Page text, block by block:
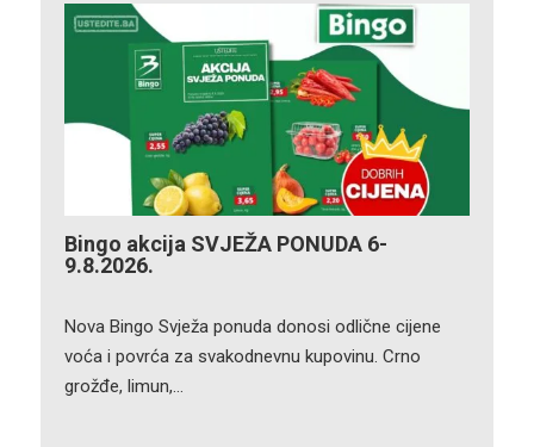
Bingo akcija SVJEŽA PONUDA 6-
9.8.2026.
Nova Bingo Svježa ponuda donosi odlične cijene
voća i povrća za svakodnevnu kupovinu. Crno
grožđe, limun,…